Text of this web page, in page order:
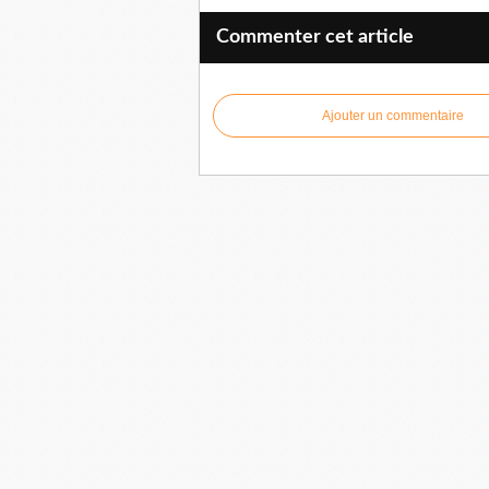
Commenter cet article
Ajouter un commentaire